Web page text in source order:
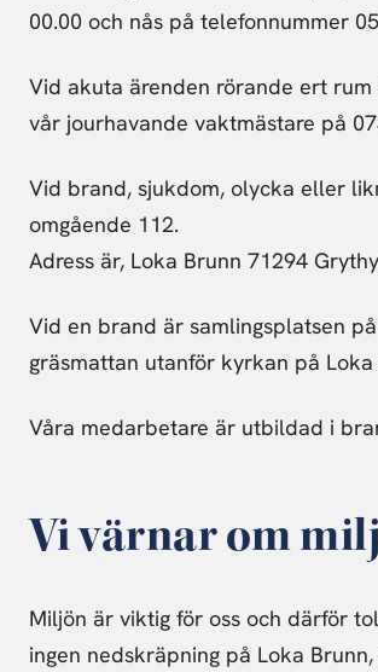
00.00 och nås på telefonnummer
Vid akuta ärenden rörande ert rum
vår jourhavande vaktmästare på
Vid brand, sjukdom, olycka eller
omgående 112.
Adress är, Loka Brunn 71294
Vid en brand är samlingsplatsen
gräsmattan utanför kyrkan på Loka
Våra medarbetare är utbildad i
Vi värnar om
Miljön är viktig för oss och därför
ingen nedskräpning på Loka